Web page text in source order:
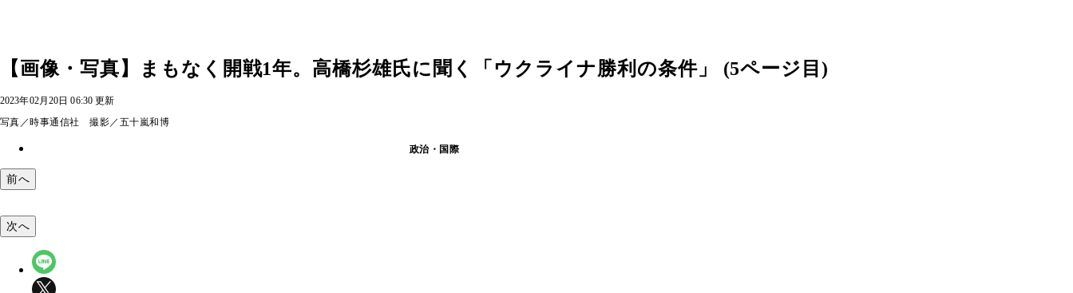
【画像・写真】まもなく開戦1年。高橋杉雄氏に聞く「ウクライナ勝利の条件」 (5ページ目)
2023年02月20日 06:30 更新
写真／時事通信社 撮影／五十嵐和博
政治・国際
前へ
次へ